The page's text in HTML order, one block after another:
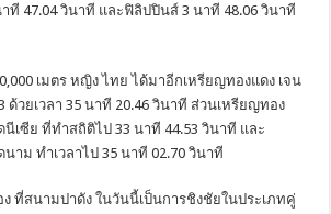
าที 47.04 วินาที และฟิลิปปินส์ 3 นาที 48.06 วินาที
เมตร หญิง ไทย ได้มาอีกเหรียญทองแดง เจน
ด้วยเวลา 35 นาที 20.46 วินาที ส่วนเหรียญทอง
เซีย ที่ทำสถิติไป 33 นาที 44.53 วินาที และ
นาม ทำเวลาไป 35 นาที 02.70 วินาที
ที่สนามปาดัง ในวันนี้เป็นการชิงชัยในประเภทคู่